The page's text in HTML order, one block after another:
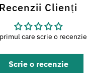
Recenzii Clienți
care scrie o recenzie
Scrie o recenzie